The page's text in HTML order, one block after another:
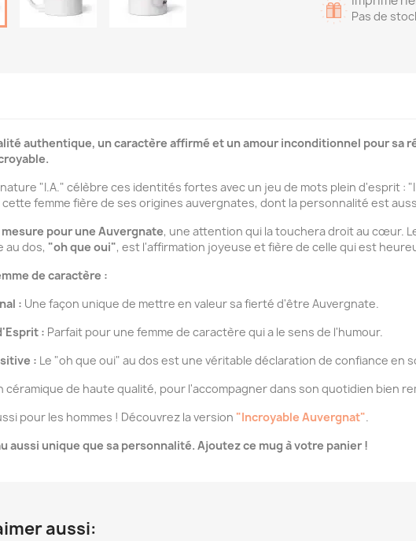
Pas de
authentique, un caractère affirmé et un amour inconditionnel pour sa
"I.A." célèbre ces identités fortes avec un jeu de mots plein d'esprit :
cette femme fière de ses origines auvergnates, dont la personnalité est
pour une Auvergnate, une attention qui la touchera droit au cœur.
au dos, "oh que oui", est l'affirmation joyeuse et fière de celle qui est
de caractère :
: Une façon unique de mettre en valeur sa fierté d'être Auvergnate.
: Parfait pour une femme de caractère qui a le sens de l'humour.
: Le "oh que oui" au dos est une véritable déclaration de confiance en
céramique de haute qualité, pour l'accompagner dans son quotidien bien
pour les hommes ! Découvrez la version "Incroyable Auvergnat".
aussi unique que sa personnalité. Ajoutez ce mug à votre panier !
aussi: